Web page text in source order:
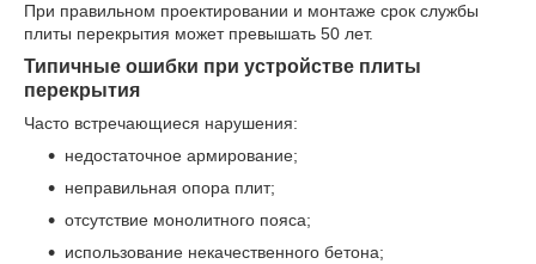
При правильном проектировании и монтаже срок службы
плиты перекрытия может превышать 50 лет.
Типичные ошибки при устройстве плиты
перекрытия
Часто встречающиеся нарушения:
недостаточное армирование;
неправильная опора плит;
отсутствие монолитного пояса;
использование некачественного бетона;